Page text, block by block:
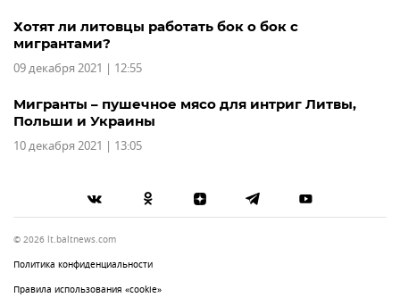
Хотят ли литовцы работать бок о бок с
мигрантами?
09 декабря 2021 | 12:55
Мигранты – пушечное мясо для интриг Литвы,
Польши и Украины
10 декабря 2021 | 13:05
© 2026 lt.baltnews.com
Политика конфиденциальности
Правила использования «cookie»